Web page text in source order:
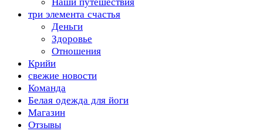
три элемента счастья
Деньги
Здоровье
Отношения
Крийи
свежие новости
Команда
Белая одежда для йоги
Магазин
Отзывы